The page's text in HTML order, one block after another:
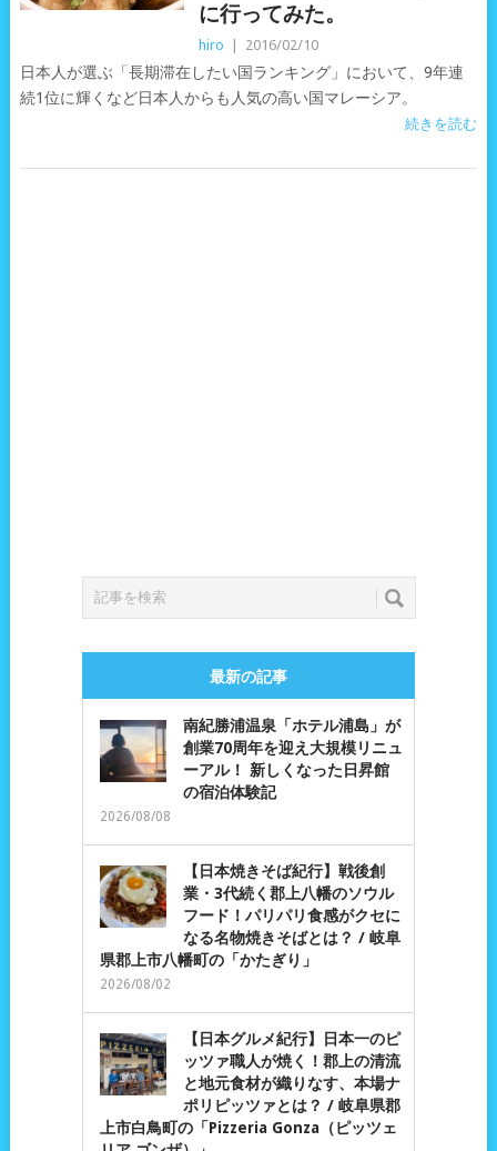
に行ってみた。
hiro 2016/02/10
日本人が選ぶ「長期滞在したい国ランキング」において、9年連
続1位に輝くなど日本人からも人気の高い国マレーシア。
続きを読む
最新の記事
南紀勝浦温泉「ホテル浦島」が
創業70周年を迎え大規模リニュ
ーアル！ 新しくなった日昇館
の宿泊体験記
2026/08/08
【日本焼きそば紀行】戦後創
業・3代続く郡上八幡のソウル
フード！パリパリ食感がクセに
なる名物焼きそばとは？ / 岐阜
県郡上市八幡町の「かたぎり」
2026/08/02
【日本グルメ紀行】日本一のピ
ッツァ職人が焼く！郡上の清流
と地元食材が織りなす、本場ナ
ポリピッツァとは？ / 岐阜県郡
上市白鳥町の「Pizzeria Gonza（ピッツェ